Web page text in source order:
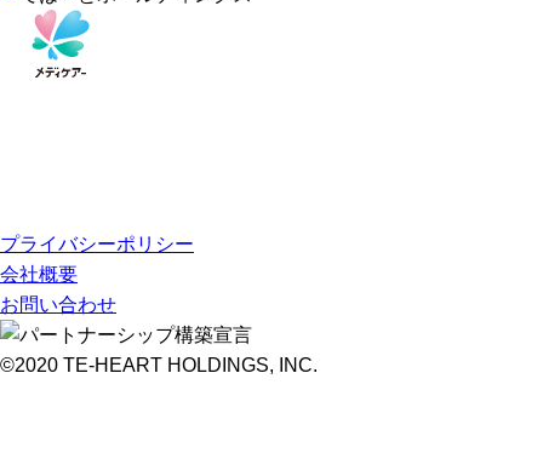
プライバシーポリシー
会社概要
お問い合わせ
©2020 TE-HEART HOLDINGS, INC.